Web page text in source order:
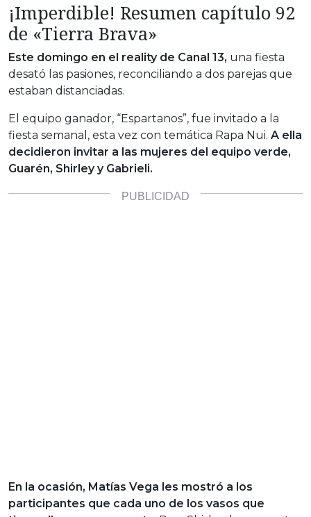
¡Imperdible! Resumen capítulo 92
de «Tierra Brava»
Este domingo en el reality de Canal 13, una fiesta
desató las pasiones, reconciliando a dos parejas que
estaban distanciadas.
El equipo ganador, “Espartanos”, fue invitado a la
fiesta semanal, esta vez con temática Rapa Nui. A ella
decidieron invitar a las mujeres del equipo verde,
Guarén, Shirley y Gabrieli.
En la ocasión, Matías Vega les mostró a los
participantes que cada uno de los vasos que